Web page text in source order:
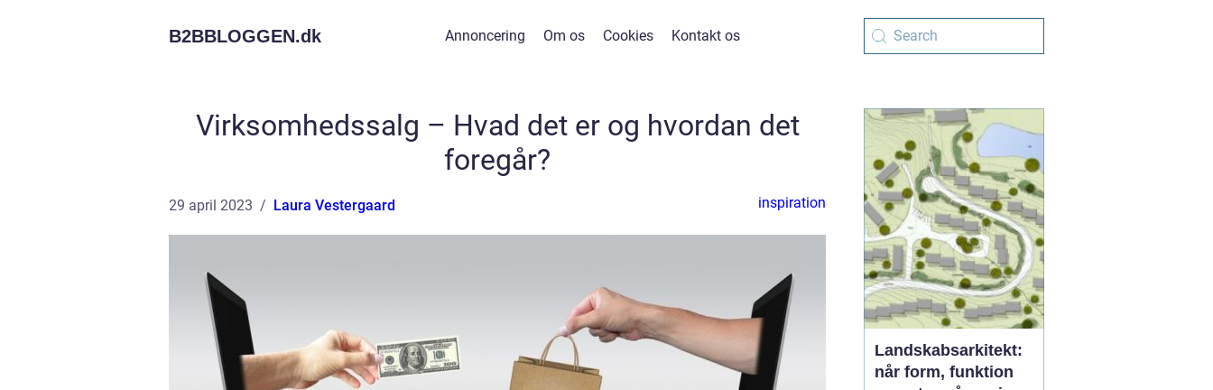
B2BBLOGGEN.dk Annoncering Om os Cookies Kontakt os
Virksomhedssalg – Hvad det er og hvordan det
foregår?
29 april 2023 Laura Vestergaard inspiration
Landskabsarkitekt:
når form, funktion